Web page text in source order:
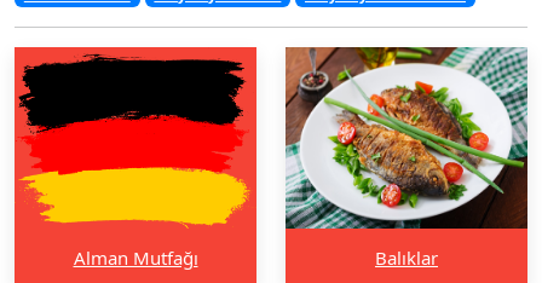
Alman Mutfağı Balıklar